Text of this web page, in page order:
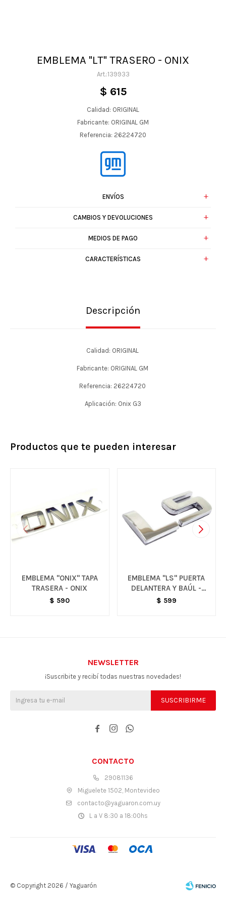
EMBLEMA "LT" TRASERO - ONIX
139933
$ 615
Calidad: ORIGINAL
Fabricante: ORIGINAL GM
Referencia: 26224720
ENVÍOS
CAMBIOS Y DEVOLUCIONES
MEDIOS DE PAGO
CARACTERÍSTICAS
Descripción
Calidad: ORIGINAL
Fabricante: ORIGINAL GM
Referencia: 26224720
Aplicación: Onix G3
Productos que te pueden interesar
EMBLEMA "ONIX" TAPA
TRASERA - ONIX
$ 590
EMBLEMA "LS" PUERTA
DELANTERA Y BAÚL -
VARIOS MODELOS
$ 599
CONTACTO
29081136
Miguelete 1502, Montevideo
contacto@yaguaron.com.uy
L a V 8:30 a 18:00hs
NEWSLETTER
¡Suscribite y recibí todas nuestras novedades!
SUSCRIBIRME
  
© Copyright 2026 / Yaguarón